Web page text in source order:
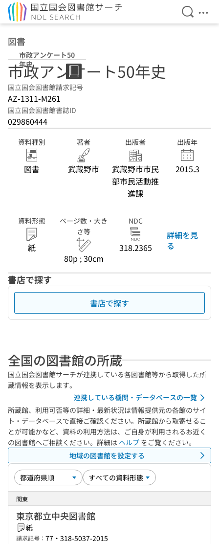
検索を
メ
図書
市政アンケート50
年史
市政アンケート50年史
国立国会図書館請求記号
AZ-1311-M261
国立国会図書館書誌ID
029860444
資料種別
図書
著者
武蔵野市
出版者
武蔵野市市民
部市民活動推
進課
出版年
2015.3
資料形態
紙
ページ数・大き
さ等
80p ; 30cm
NDC
318.2365
詳細を見
る
書店で探す
書店で探す
全国の図書館の所蔵
国立国会図書館サーチが連携している各図書館等から取得した所
蔵情報を表示します。
連携している機関・データベースの一覧
所蔵館、利用可否等の詳細・最新状況は情報提供元の各館のサイ
ト・データベースで直接ご確認ください。所蔵館から取寄せるこ
とが可能かなど、資料の利用方法は、ご自身が利用されるお近く
の図書館へご相談ください。詳細は ヘルプ をご覧ください。
地域の図書館を設定する
関東
東京都立中央図書館
紙
請求記号： 77・318-5037-2015